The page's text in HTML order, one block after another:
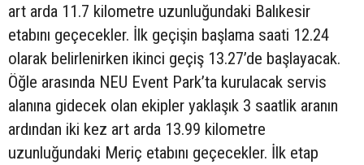
art arda 11.7 kilometre uzunluğundaki Balıkesir
etabını geçecekler. İlk geçişin başlama saati 12.24
olarak belirlenirken ikinci geçiş 13.27’de başlayacak.
Öğle arasında NEU Event Park’ta kurulacak servis
alanına gidecek olan ekipler yaklaşık 3 saatlik aranın
ardından iki kez art arda 13.99 kilometre
uzunluğundaki Meriç etabını geçecekler. İlk etap